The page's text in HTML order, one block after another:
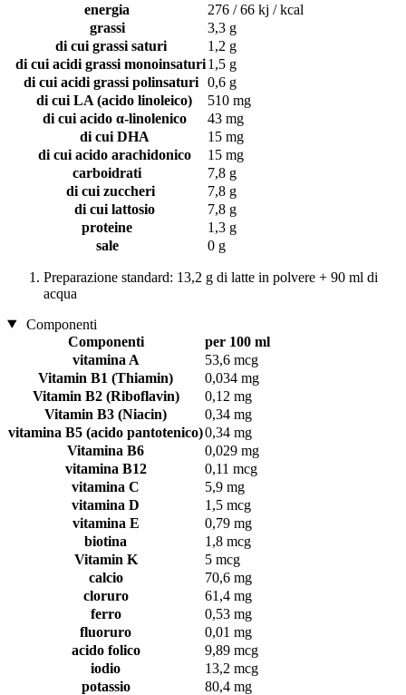
energia
276 / 66 kj / kcal
grassi
3,3 g
di cui grassi saturi
1,2 g
di cui acidi grassi monoinsaturi1,5 g
di cui acidi grassi polinsaturi
0,6 g
di cui LA (acido linoleico)
510 mg
di cui acido α-linolenico
43 mg
di cui DHA
15 mg
di cui acido arachidonico
15 mg
carboidrati
7,8 g
di cui zuccheri
7,8 g
di cui lattosio
7,8 g
proteine
1,3 g
sale
0 g
Preparazione standard: 13,2 g di latte in polvere + 90 ml di
acqua
Componenti
Componenti
per 100 ml
vitamina A
53,6 mcg
Vitamin B1 (Thiamin)
0,034 mg
Vitamin B2 (Riboflavin)
0,12 mg
Vitamin B3 (Niacin)
0,34 mg
vitamina B5 (acido pantotenico)0,34 mg
Vitamina B6
0,029 mg
vitamina B12
0,11 mcg
vitamina C
5,9 mg
vitamina D
1,5 mcg
vitamina E
0,79 mg
biotina
1,8 mcg
Vitamin K
5 mcg
calcio
70,6 mg
cloruro
61,4 mg
ferro
0,53 mg
fluoruro
0,01 mg
acido folico
9,89 mcg
iodio
13,2 mcg
potassio
80,4 mg